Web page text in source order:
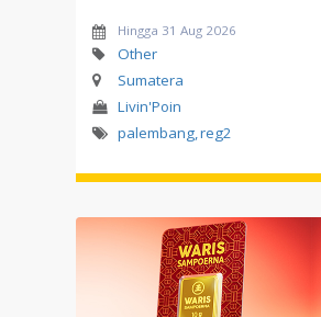
Hingga 31 Aug 2026
Other
Sumatera
Livin'Poin
palembang,reg2